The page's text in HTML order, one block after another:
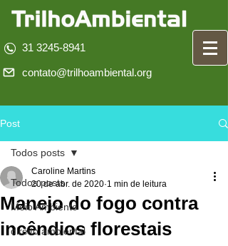
31 3245-8941
contato@trilhoambiental.org
Post
Todos posts
Meio Ambiente
direito ambiental
Todos posts
Manejo do fogo contra
incêndios florestais
Caroline Martins
20 de abr. de 2020 1 min de leitura